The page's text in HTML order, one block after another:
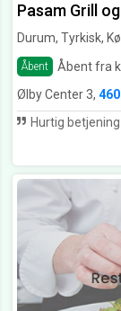
Pasam Grill
Durum, Tyrkisk,
Åbent Åbent fra
Ølby Center 3,
Hurtig